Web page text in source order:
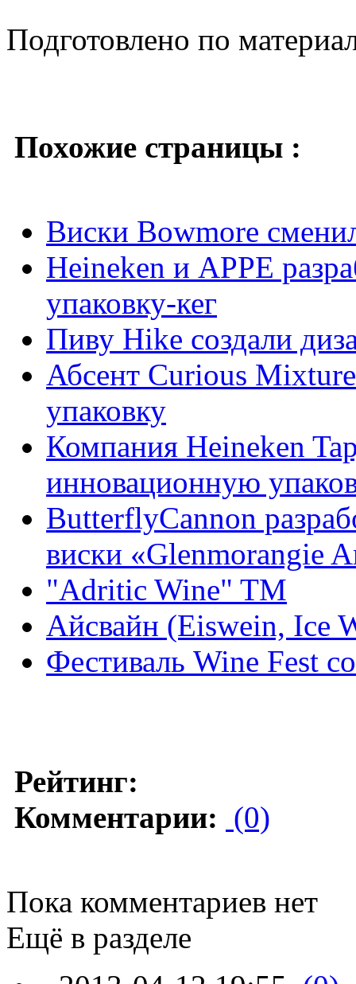
Подготовлено по
Похожие страницы :
Виски Bowmore
Heineken и APPE
упаковку-кег
Пиву Hike создали
Абсент Curious
упаковку
Компания Heineken
инновационную
ButterflyCannon
виски «Glenmorangie
"Adritic Wine" TM
Айсвайн (Eiswein, Ice
Фестиваль Wine Fest
Рейтинг:
Комментарии: (0)
Пока комментариев нет
Ещё в разделе